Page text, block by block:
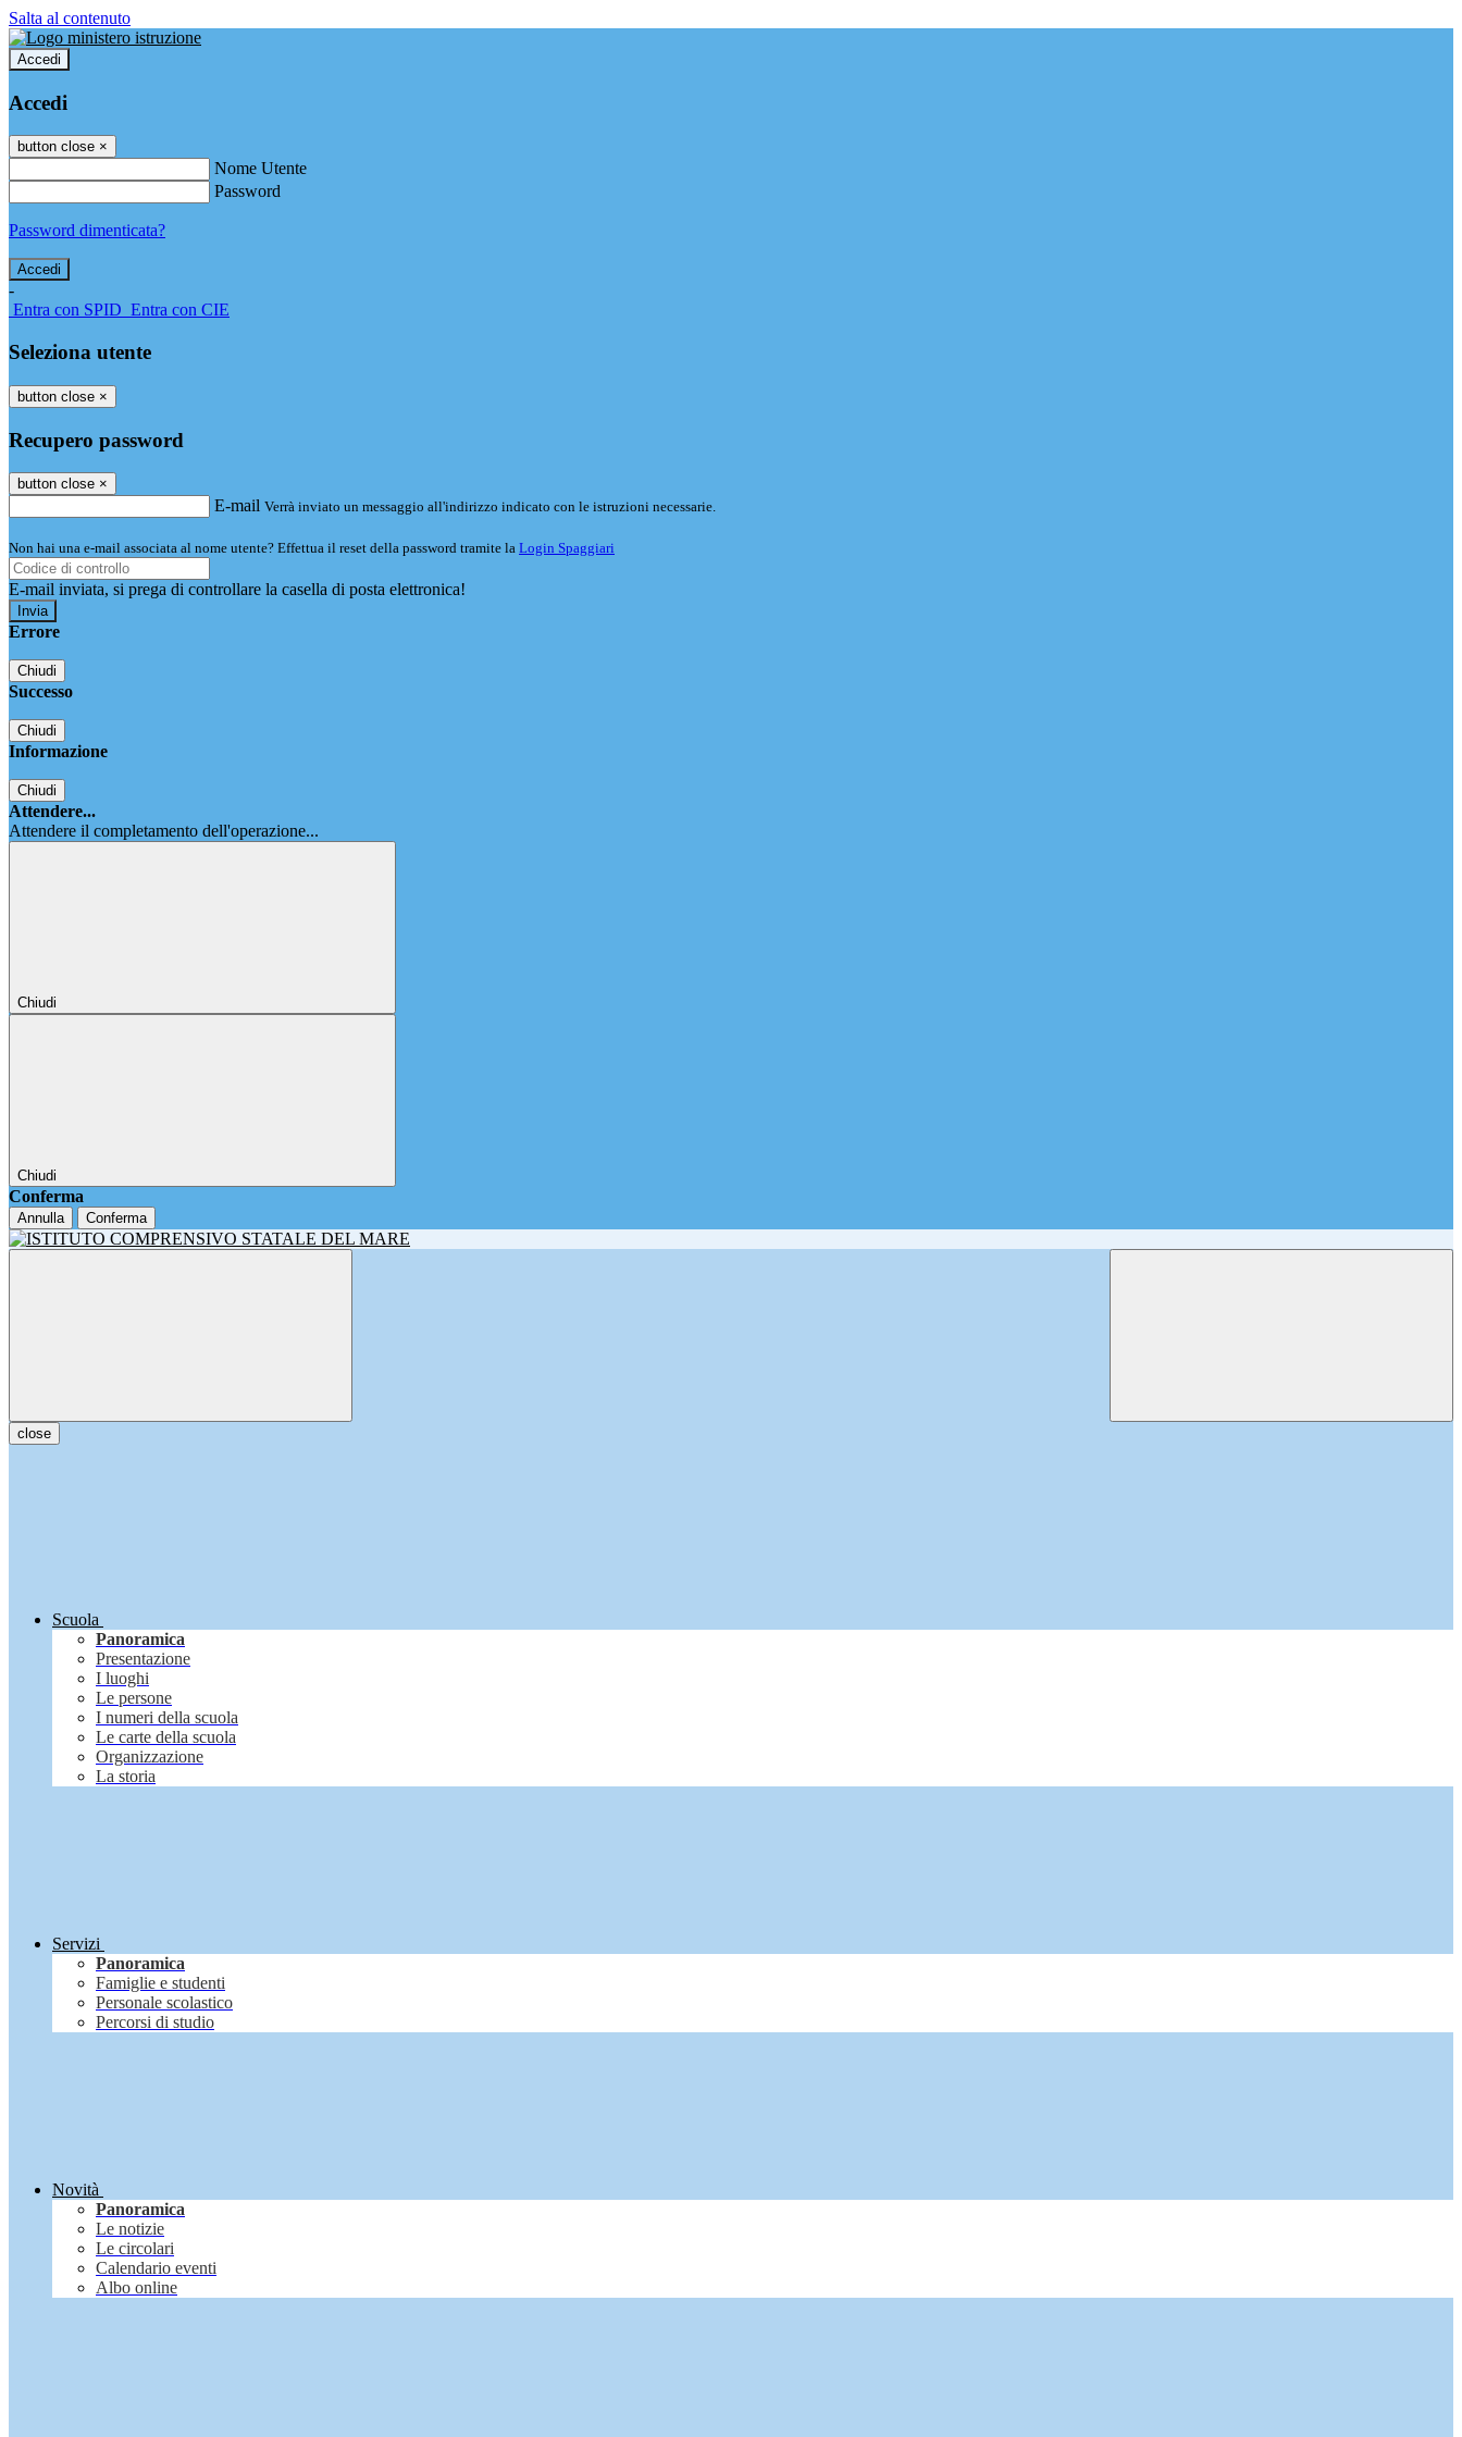
Salta al contenuto
Accedi
Accedi
button close ×
Nome Utente
Password
Password dimenticata?
-
Entra con SPID Entra con CIE
Seleziona utente
button close ×
Recupero password
button close ×
E-mail Verrà inviato un messaggio all'indirizzo indicato con le istruzioni necessarie.
Non hai una e-mail associata al nome utente? Effettua il reset della password tramite la Login Spaggiari
E-mail inviata, si prega di controllare la casella di posta elettronica!
Errore
Chiudi
Successo
Chiudi
Informazione
Chiudi
Attendere...
Attendere il completamento dell'operazione...
Chiudi
Chiudi
Conferma
Annulla Conferma
close
Scuola
Panoramica
Presentazione
I luoghi
Le persone
I numeri della scuola
Le carte della scuola
Organizzazione
La storia
Servizi
Panoramica
Famiglie e studenti
Personale scolastico
Percorsi di studio
Novità
Panoramica
Le notizie
Le circolari
Calendario eventi
Albo online